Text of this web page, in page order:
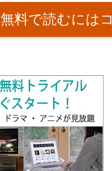
料で読むには